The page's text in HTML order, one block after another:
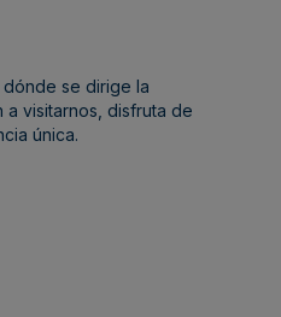
se dirige la
visitarnos, disfruta de
única.